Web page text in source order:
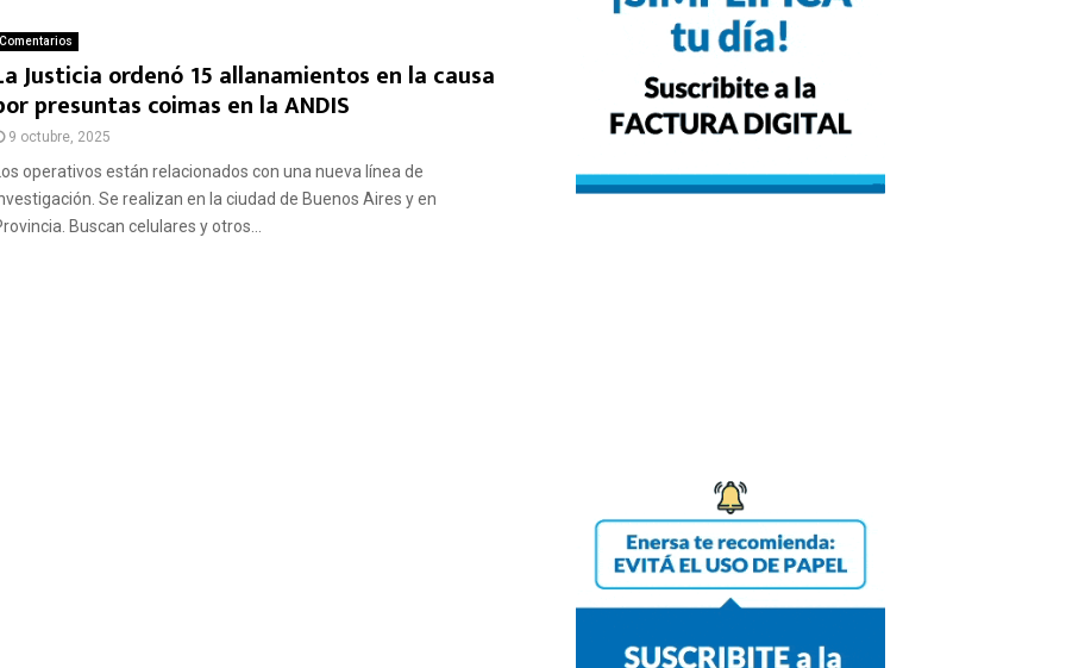
Comentarios
Justicia ordenó 15 allanamientos en la causa
presuntas coimas en la ANDIS
9 octubre, 2025
operativos están relacionados con una nueva línea de
Se realizan en la ciudad de Buenos Aires y en
Buscan celulares y otros...